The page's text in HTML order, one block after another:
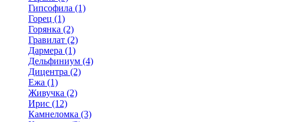
Гипсофила (1)
Горец (1)
Горянка (2)
Гравилат (2)
Дармера (1)
Дельфиниум (4)
Дицентра (2)
Ежа (1)
Живучка (2)
Ирис (12)
Камнеломка (3)